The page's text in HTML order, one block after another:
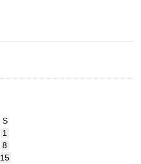
S
1
8
15